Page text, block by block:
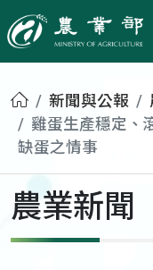
農業部
首頁新聞與公報
雞蛋生產穩定、
缺蛋之情事
農業新聞